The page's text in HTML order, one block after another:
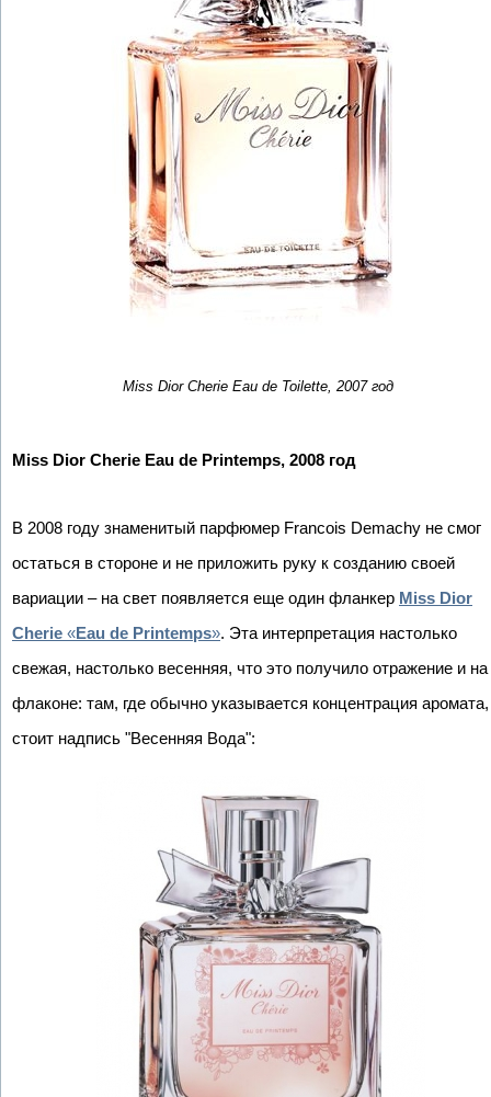
Miss Dior Cherie Eau de Toilette, 2007 год
Miss Dior Cherie Eau de Printemps, 2008 год
В 2008 году знаменитый парфюмер Francois Demachy не смог
остаться в стороне и не приложить руку к созданию своей
вариации – на свет появляется еще один фланкер Miss Dior
Cherie «Eau de Printemps». Эта интерпретация настолько
свежая, настолько весенняя, что это получило отражение и на
флаконе: там, где обычно указывается концентрация аромата,
стоит надпись "Весенняя Вода":